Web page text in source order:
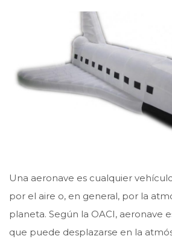
Una aeronave es cualquier
por el aire​ o, en general, por la
planeta. Según la OACI, aeronave
que puede desplazarse en la